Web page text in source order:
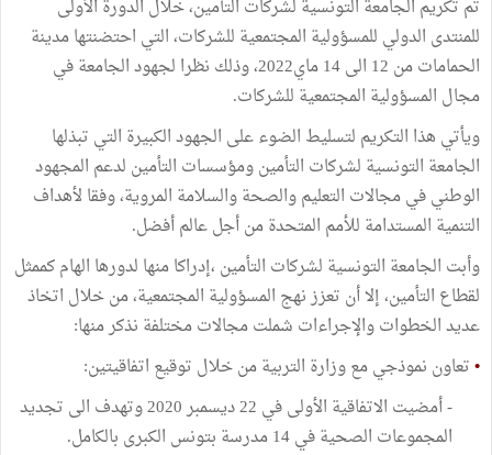
تم تكريم الجامعة التونسية لشركات التأمين، خلال الدورة الأولى
للمنتدى الدولي للمسؤولية المجتمعية للشركات، التي احتضنتها مدينة
الحمامات من 12 الى 14 ماي2022، وذلك نظرا لجهود الجامعة في
مجال المسؤولية المجتمعية للشركات.
ويأتي هذا التكريم لتسليط الضوء على الجهود الكبيرة التي تبذلها
الجامعة التونسية لشركات التأمين ومؤسسات التأمين لدعم المجهود
الوطني في مجالات التعليم والصحة والسلامة المروية، وفقا لأهداف
التنمية المستدامة للأمم المتحدة من أجل عالم أفضل.
وأبت الجامعة التونسية لشركات التأمين ،إدراكا منها لدورها الهام كممثل
لقطاع التأمين، إلا أن تعزز نهج المسؤولية المجتمعية، من خلال اتخاذ
عديد الخطوات والإجراءات شملت مجالات مختلفة نذكر منها:
•تعاون نموذجي مع وزارة التربية من خلال توقيع اتفاقيتين:
- أمضيت الاتفاقية الأولى في 22 ديسمبر 2020 وتهدف الى تجديد
المجموعات الصحية في 14 مدرسة بتونس الكبرى بالكامل.